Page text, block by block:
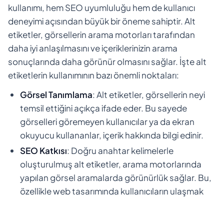
kullanımı, hem SEO uyumluluğu hem de kullanıcı
deneyimi açısından büyük bir öneme sahiptir. Alt
etiketler, görsellerin arama motorları tarafından
daha iyi anlaşılmasını ve içeriklerinizin arama
sonuçlarında daha görünür olmasını sağlar. İşte alt
etiketlerin kullanımının bazı önemli noktaları:
Görsel Tanımlama: Alt etiketler, görsellerin neyi
temsil ettiğini açıkça ifade eder. Bu sayede
görselleri göremeyen kullanıcılar ya da ekran
okuyucu kullananlar, içerik hakkında bilgi edinir.
SEO Katkısı: Doğru anahtar kelimelerle
oluşturulmuş alt etiketler, arama motorlarında
yapılan görsel aramalarda görünürlük sağlar. Bu,
özellikle web tasarımında kullanıcıların ulaşmak